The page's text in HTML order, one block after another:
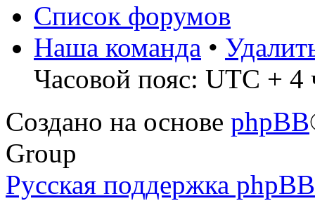
Список форумов
Наша команда •
Часовой пояс: UTC + 4
Создано на основе phpBB
Group
Русская поддержка phpBB